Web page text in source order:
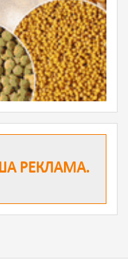
РЕКЛАМА.